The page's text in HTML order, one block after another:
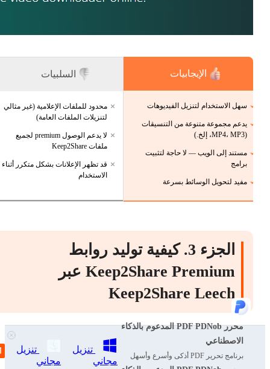
الإيجابيات
سهل الاستخدام لتنزيل الفيديوهات
يدعم مجموعة متنوعة من التنسيقات
(MP4، MP3، إلخ.)
مستند إلى الويب — لا حاجة لتثبيت
برامج
مفيد لتحويل الوسائط بسرعة
السلبيات
محدود للملفات الإعلامية (غير مثالي
لتنزيلات الملفات العامة)
لا يدعم الوصول premium لجميع
ملفات Keep2Share
قد تظهر الإعلانات بشكل متكرر أثناء
الاستخدام
الجزء 3. كيفية توليد روابط
Keep2Share Premium عبر
Keep2Share Leech
إذا كنت متعبًا من السرعات البطيئة والقيود على حجم الملفات،
يمكن لأداة Keep2Share leech مساعدتك في تجاوز حد keep2share
بسهولة. تعمل هذه الأدوات كتنزيل k2s موثوق به يحول روابطك
محرر PDF PDNob المدعوم بالذكاء
الاصطناعي
برنامج تحرير PDF أذكى وأسرع وأسهل
تنزيل
مجاني
تنزيل
مجاني